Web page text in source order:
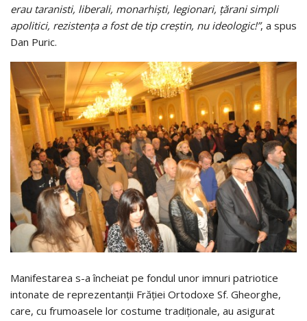
erau taranisti, liberali, monarhiști, legionari, țărani simpli
apolitici, rezistența a fost de tip creștin, nu ideologic!”, a spus
Dan Puric.
Manifestarea s-a încheiat pe fondul unor imnuri patriotice
intonate de reprezentanţii Frăţiei Ortodoxe Sf. Gheorghe,
care, cu frumoasele lor costume tradiţionale, au asigurat